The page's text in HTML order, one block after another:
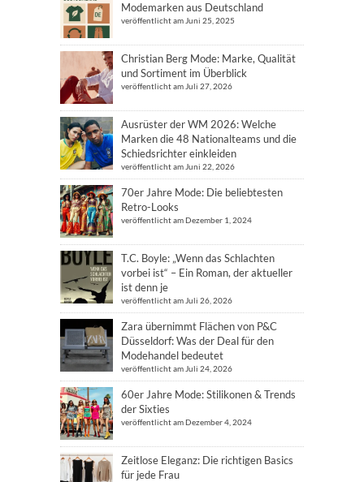
Modemarken aus Deutschland
veröffentlicht am Juni 25, 2025
Christian Berg Mode: Marke, Qualität
und Sortiment im Überblick
veröffentlicht am Juli 27, 2026
Ausrüster der WM 2026: Welche
Marken die 48 Nationalteams und die
Schiedsrichter einkleiden
veröffentlicht am Juni 22, 2026
70er Jahre Mode: Die beliebtesten
Retro-Looks
veröffentlicht am Dezember 1, 2024
T.C. Boyle: „Wenn das Schlachten
vorbei ist“ – Ein Roman, der aktueller
ist denn je
veröffentlicht am Juli 26, 2026
Zara übernimmt Flächen von P&C
Düsseldorf: Was der Deal für den
Modehandel bedeutet
veröffentlicht am Juli 24, 2026
60er Jahre Mode: Stilikonen & Trends
der Sixties
veröffentlicht am Dezember 4, 2024
Zeitlose Eleganz: Die richtigen Basics
für jede Frau